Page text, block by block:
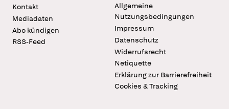
Kontakt
Mediadaten
Abo kündigen
RSS-Feed
Allgemeine
Nutzungsbedingungen
Impressum
Datenschutz
Widerrufsrecht
Netiquette
Erklärung zur Barrierefreiheit
Cookies & Tracking